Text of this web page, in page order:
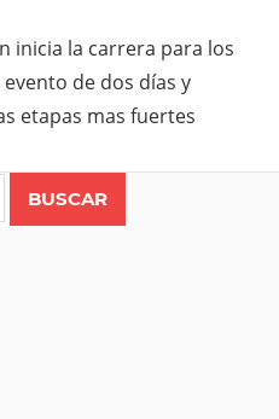
inicia la carrera para los
de dos días y
etapas mas fuertes